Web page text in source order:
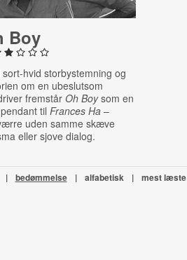
Boy
sort-hvid storbystemning og
om en ubeslutsom
fremstår Oh Boysom en
til Frances Ha–
uden samme skæve
eller sjove dialog.
| bedømmelse | alfabetisk | mest læste